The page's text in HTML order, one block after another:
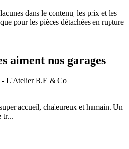
dans le contenu, les prix et les
pour les pièces détachées en rupture
aiment nos garages
- L'Atelier B.E & Co
accueil, chaleureux et humain. Un
tr...